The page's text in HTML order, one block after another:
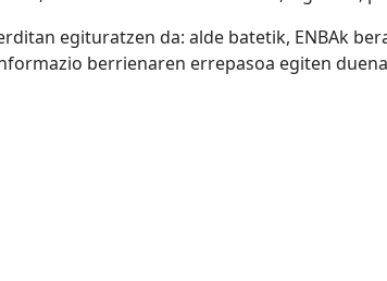
egituratzen da: alde batetik, ENBAk
berrienaren errepasoa egiten